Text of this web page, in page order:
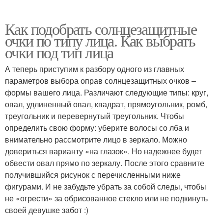
Как подобрать солнцезащитные
очки по типу лица. Как выбрать
очки под тип лица
А теперь приступим к разбору одного из главных
параметров выбора оправ солнцезащитных очков –
формы вашего лица. Различают следующие типы: круг,
овал, удлиненный овал, квадрат, прямоугольник, ромб,
треугольник и перевернутый треугольник. Чтобы
определить свою форму: уберите волосы со лба и
внимательно рассмотрите лицо в зеркало. Можно
довериться варианту «на глазок». Но надежнее будет
обвести овал прямо по зеркалу. После этого сравните
получившийся рисунок с перечисленными ниже
фигурами. И не забудьте убрать за собой следы, чтобы
не «огрести» за обрисованное стекло или не подкинуть
своей девушке забот :)